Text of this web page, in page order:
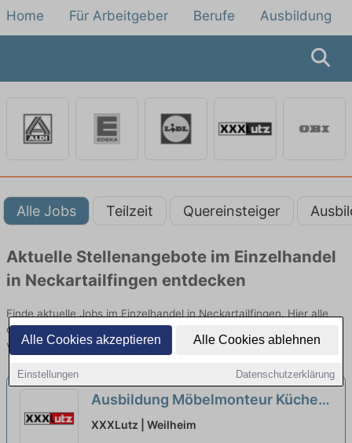
Alle Cookies akzeptieren Alle Cookies ablehnen
Einstellungen Datenschutzerklärung
Home Für Arbeitgeber Berufe Ausbildung
Alle Jobs Teilzeit Quereinsteiger
Aktuelle Stellenangebote im Einzelhandel
in Neckartailfingen entdecken
Finde aktuelle Jobs im Einzelhandel in Neckartailfingen. Hier alle
offenen Stellenangebote im Verkauf, Vertrieb und Handel
vergleichen.
Ausbildung Möbelmonteur Küchen
Einbau 2026 (m/w/d)
XXXLutz | Weilheim